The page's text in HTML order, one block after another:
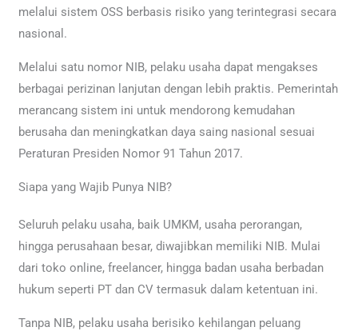
melalui sistem OSS berbasis risiko yang terintegrasi secara
nasional.
Melalui satu nomor NIB, pelaku usaha dapat mengakses
berbagai perizinan lanjutan dengan lebih praktis. Pemerintah
merancang sistem ini untuk mendorong kemudahan
berusaha dan meningkatkan daya saing nasional sesuai
Peraturan Presiden Nomor 91 Tahun 2017.
Siapa yang Wajib Punya NIB?
Seluruh pelaku usaha, baik UMKM, usaha perorangan,
hingga perusahaan besar, diwajibkan memiliki NIB. Mulai
dari toko online, freelancer, hingga badan usaha berbadan
hukum seperti PT dan CV termasuk dalam ketentuan ini.
Tanpa NIB, pelaku usaha berisiko kehilangan peluang